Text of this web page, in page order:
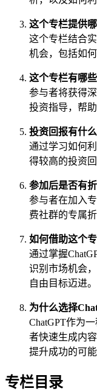
这个专栏提供
这个专栏结合
机会，包括如
这个专栏有哪些
参与者将获得
投资指导，帮
投资回报有什么
通过学习如何
得较高的投资
参加后是否有折
参与者在加入
费社群的专属折
如何借助这个
通过掌握
识别市场机会
自由目标迈进。
为什么选择
ChatGPT作为
者快速生成内
提升成功的可能
专栏目录